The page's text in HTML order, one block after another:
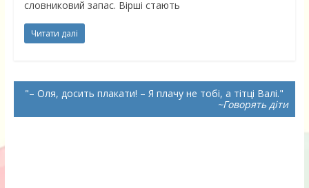
словниковий запас. Вірші стають
Читати далі
– Оля, досить плакати! – Я плачу не тобі, а тітці Валі.
~Говорять діти